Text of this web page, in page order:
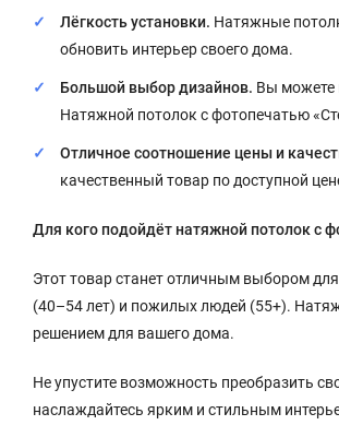
Лёгкость установки. Натяжные
обновить интерьер своего дома.
Большой выбор дизайнов. Вы можете
Натяжной потолок с фотопечатью
Отличное соотношение цены и
качественный товар по доступной
Для кого подойдёт натяжной потолок с
Этот товар станет отличным выбором
(40–54 лет) и пожилых людей (55+).
решением для вашего дома.
Не упустите возможность преобразить
наслаждайтесь ярким и стильным